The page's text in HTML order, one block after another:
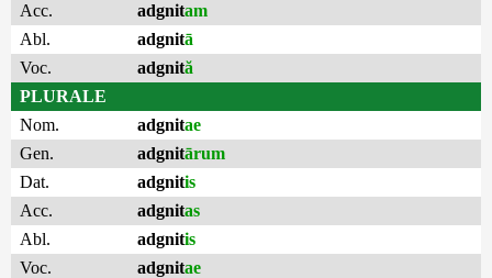
Acc.
adgnitam
Abl.
adgnitā
Voc.
adgnită
PLURALE
Nom.
adgnitae
Gen.
adgnitārum
Dat.
adgnitis
Acc.
adgnitas
Abl.
adgnitis
Voc.
adgnitae